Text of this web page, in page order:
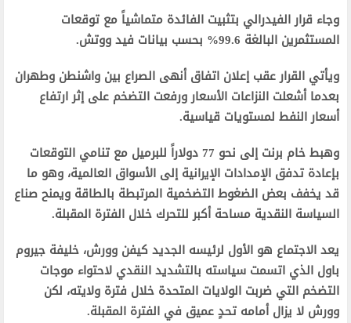
وجاء قرار الفيدرالي بتثبيت الفائدة متماشياً مع توقعات
المستثمرين البالغة 99.6% بحسب بيانات فيد ووتش.
ويأتي القرار عقب إعلان اتفاق أنهى الصراع بين واشنطن وطهران
بعدما أشعلت النزاعات الأسعار ورفعت التضخم على إثر ارتفاع
أسعار النفط لمستويات قياسية.
وهبط خام برنت إلى نحو 77 دولاراً للبرميل مع تنامي التوقعات
بإعادة تدفق الإمدادات الإيرانية إلى الأسواق العالمية، وهو ما
قد يخفف بعض الضغوط التضخمية المرتبطة بالطاقة ويمنح صناع
السياسة النقدية مساحة أكبر للتحرك خلال الفترة المقبلة.
يعد الاجتماع هو الأول لرئيسه الجديد كيفن وورش، خليفة جيروم
باول الذي اتسمت سياسته بالتشديد النقدي لاحتواء موجات
التضخم التي ضربت الولايات المتحدة خلال فترة ولايته، لكن
وورش لا يزال أمامه تحدٍ عميق في الفترة المقبلة.